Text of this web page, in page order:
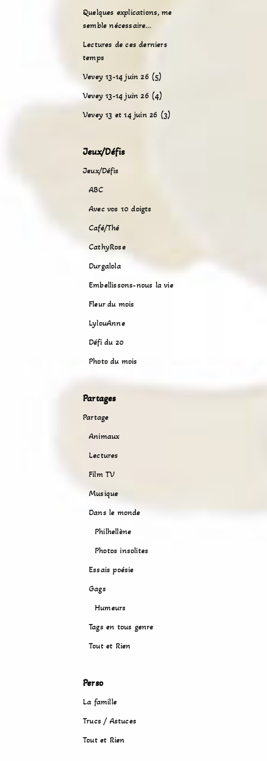
Quelques explications, me
semble nécessaire…
Lectures de ces derniers
temps
Vevey 13-14 juin 26 (5)
Vevey 13-14 juin 26 (4)
Vevey 13 et 14 juin 26 (3)
Jeux/Défis
Jeux/Défis
ABC
Avec vos 10 doigts
Café/Thé
CathyRose
Durgalola
Embellissons-nous la vie
Fleur du mois
LylouAnne
Défi du 20
Photo du mois
Partages
Partage
Animaux
Lectures
Film TV
Musique
Dans le monde
Philhellène
Photos insolites
Essais poésie
Gags
Humeurs
Tags en tous genre
Tout et Rien
Perso
La famille
Trucs / Astuces
Tout et Rien